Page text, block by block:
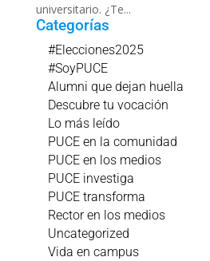
universitario. ¿Te...
Categorías
#Elecciones2025
#SoyPUCE
Alumni que dejan huella
Descubre tu vocación
Lo más leído
PUCE en la comunidad
PUCE en los medios
PUCE investiga
PUCE transforma
Rector en los medios
Uncategorized
Vida en campus